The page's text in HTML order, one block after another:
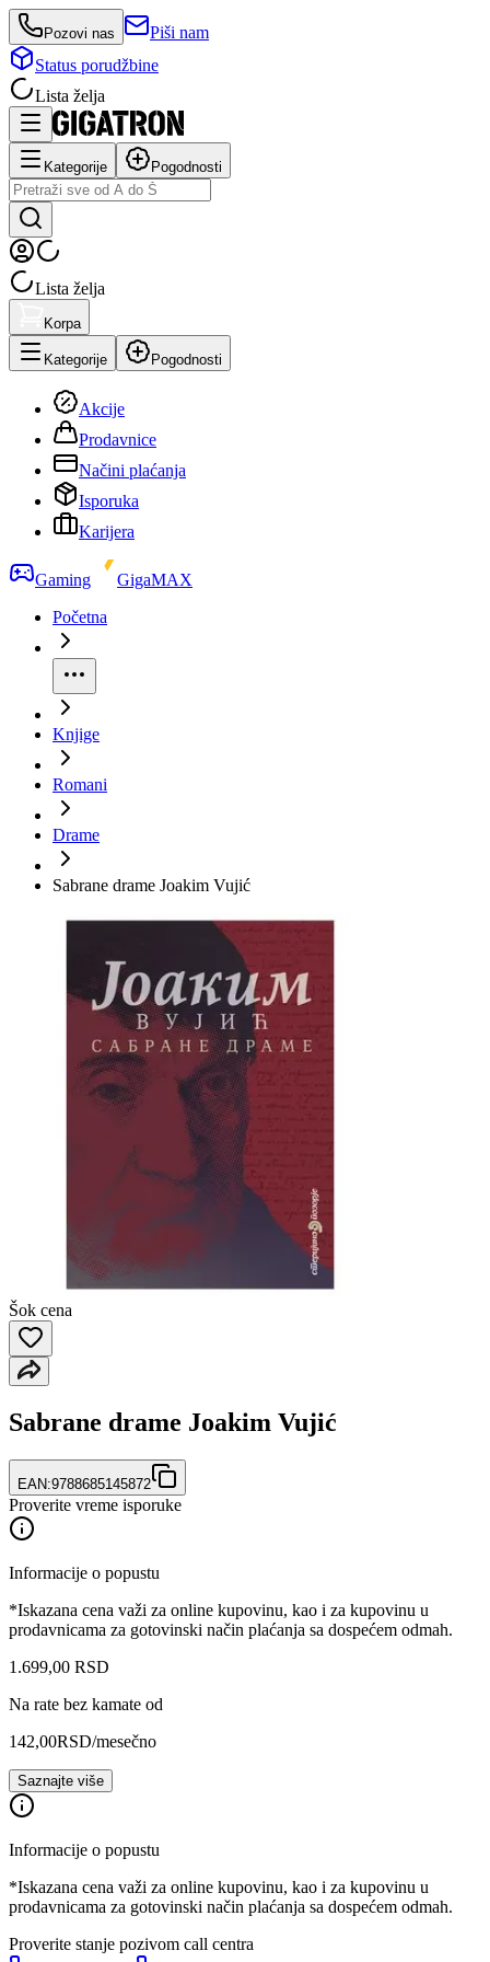
Pozovi nas
Piši nam
Status porudžbine
Lista želja
Kategorije Pogodnosti
Lista želja
Korpa
Kategorije Pogodnosti
Akcije
Prodavnice
Načini plaćanja
Isporuka
Karijera
Gaming
GigaMAX
Početna
Knjige
Romani
Drame
Sabrane drame Joakim Vujić
Šok cena
Sabrane drame Joakim Vujić
EAN:9788685145872
Proverite vreme isporuke
Informacije o popustu
*Iskazana cena važi za online kupovinu, kao i za kupovinu u
prodavnicama za gotovinski način plaćanja sa dospećem odmah.
1.699,00 RSD
Na rate bez kamate od
142,00RSD/mesečno
Saznajte više
Informacije o popustu
*Iskazana cena važi za online kupovinu, kao i za kupovinu u
prodavnicama za gotovinski način plaćanja sa dospećem odmah.
Proverite stanje pozivom call centra